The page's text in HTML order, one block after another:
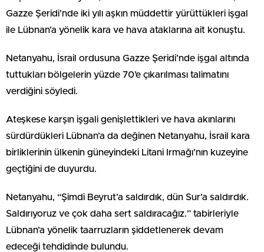
Gazze Şeridi’nde iki yılı aşkın müddettir yürüttükleri işgal
ile Lübnan’a yönelik kara ve hava ataklarına ait konuştu.
Netanyahu, İsrail ordusuna Gazze Şeridi’nde işgal altında
tuttukları bölgelerin yüzde 70’e çıkarılması talimatını
verdiğini söyledi.
Ateşkese karşın işgali genişlettikleri ve hava akınlarını
sürdürdükleri Lübnan’a da değinen Netanyahu, İsrail kara
birliklerinin ülkenin güneyindeki Litani Irmağı’nın kuzeyine
geçtiğini de duyurdu.
Netanyahu, “Şimdi Beyrut’a saldırdık, dün Sur’a saldırdık.
Saldırıyoruz ve çok daha sert saldıracağız.” tabirleriyle
Lübnan’a yönelik taarruzların şiddetlenerek devam
edeceği tehdidinde bulundu.